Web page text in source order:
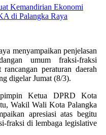
Kemandirian Ekonomi
di Palangka Raya
menyampaikan penjelasan
umum fraksi-fraksi
peraturan daerah
digelar Jumat (8/3).
Ketua DPRD Kota
Wakil Wali Kota Palangka
apresiasi atas begitu
fraksi di lembaga legislative